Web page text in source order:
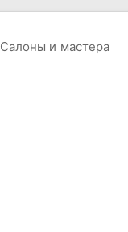
Салоны и мастера